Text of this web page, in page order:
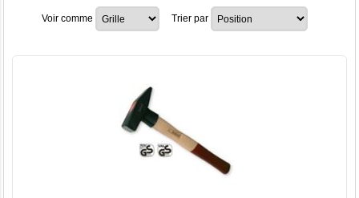
Voir comme Trier par